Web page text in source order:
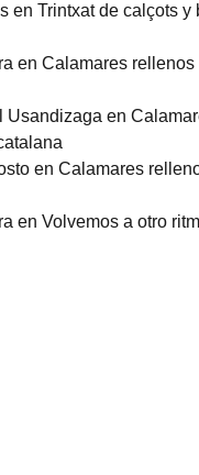
en Trintxat de calçots y
en Calamares rellenos
Usandizaga en
en Calamares
en Volvemos a otro